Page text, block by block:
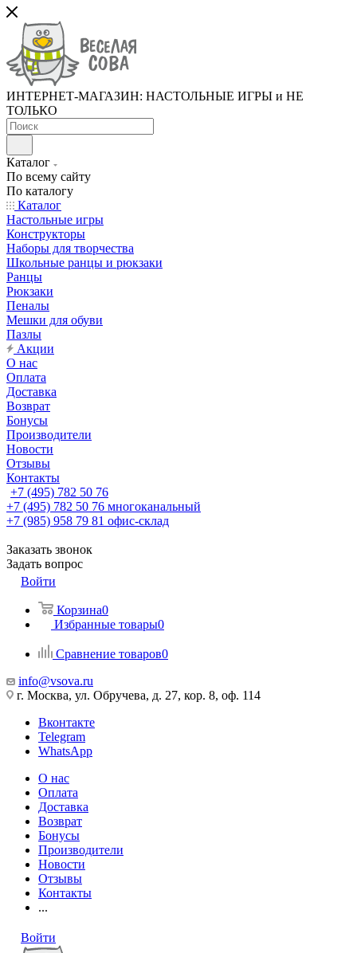
ИНТЕРНЕТ-МАГАЗИН: НАСТОЛЬНЫЕ ИГРЫ и НЕ
ТОЛЬКО
Каталог
По всему сайту
По каталогу
Каталог
Настольные игры
Конструкторы
Наборы для творчества
Школьные ранцы и рюкзаки
Ранцы
Рюкзаки
Пеналы
Мешки для обуви
Пазлы
Акции
О нас
Оплата
Доставка
Возврат
Бонусы
Производители
Новости
Отзывы
Контакты
+7 (495) 782 50 76
+7 (495) 782 50 76 многоканальный
+7 (985) 958 79 81 офис-склад
Заказать звонок
Задать вопрос
Войти
Корзина0
Избранные товары0
Сравнение товаров0
info@vsova.ru
г. Москва, ул. Обручева, д. 27, кор. 8, оф. 114
Вконтакте
Telegram
WhatsApp
О нас
Оплата
Доставка
Возврат
Бонусы
Производители
Новости
Отзывы
Контакты
...
Войти